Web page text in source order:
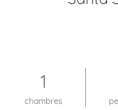
1
chambres